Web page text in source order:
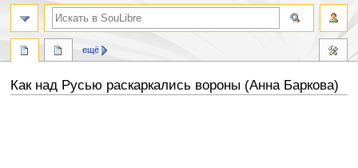
Как над Русью раскаркались вороны (Анна Баркова)
ещё